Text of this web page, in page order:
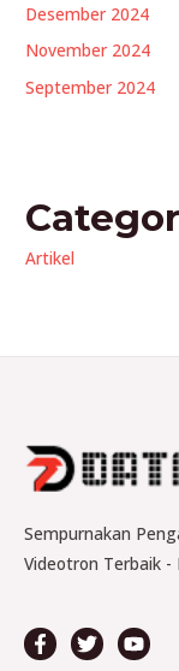
Desember 2024
November 2024
September 2024
Artikel
Sempurnakan
Videotron Terbaik -